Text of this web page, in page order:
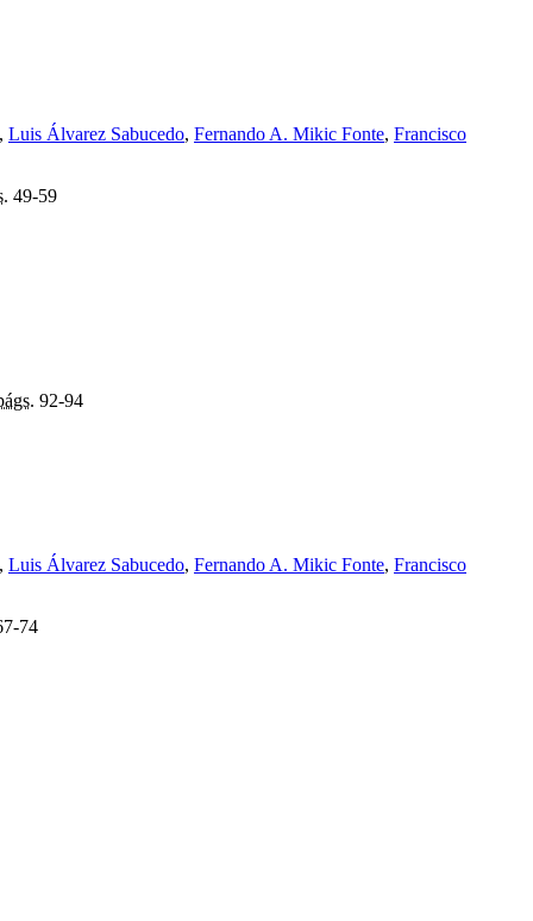
, Luis Álvarez Sabucedo, Fernando A. Mikic Fonte, Francisco
49-59
92-94
, Luis Álvarez Sabucedo, Fernando A. Mikic Fonte, Francisco
74